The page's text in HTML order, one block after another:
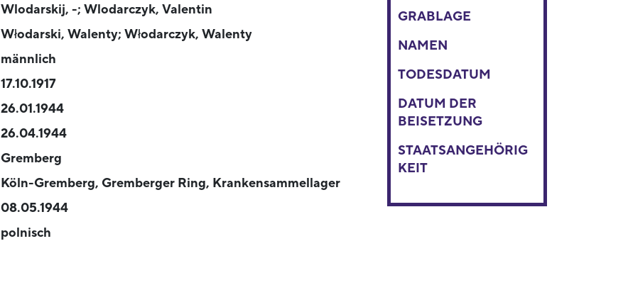
Wlodarskij, -; Wlodarczyk, Valentin
Włodarski, Walenty; Włodarczyk, Walenty
männlich
17.10.1917
26.01.1944
26.04.1944
Gremberg
Köln-Gremberg, Gremberger Ring, Krankensammellager
08.05.1944
polnisch
GRABLAGE
NAMEN
TODESDATUM
DATUM DER
BEISETZUNG
STAATSANGEHÖRIG
KEIT